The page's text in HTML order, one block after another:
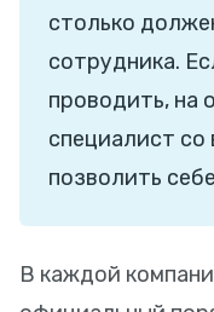
столько
сотрудника.
проводить, на
специалист
позволить
В каждой